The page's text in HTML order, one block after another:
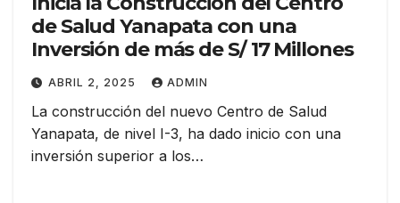
de Salud Yanapata con una
Inversión de más de S/ 17 Millones
ABRIL 2, 2025 ADMIN
La construcción del nuevo Centro de Salud
Yanapata, de nivel I-3, ha dado inicio con una
inversión superior a los…